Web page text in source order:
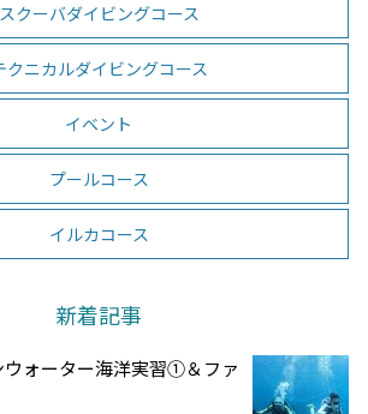
スクーバダイビングコース
クニカルダイビングコース
イベント
プールコース
イルカコース
新着記事
ウォーター海洋実習①＆ファ